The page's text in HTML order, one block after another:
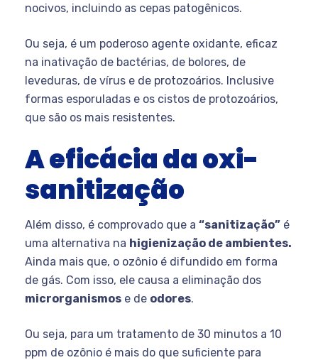
nocivos, incluindo as cepas patogênicos.
Ou seja, é um poderoso agente oxidante, eficaz
na inativação de bactérias, de bolores, de
leveduras, de vírus e de protozoários. Inclusive
formas esporuladas e os cistos de protozoários,
que são os mais resistentes.
A eficácia da oxi-
sanitização
Além disso, é comprovado que a “sanitização” é
uma alternativa na higienização de ambientes.
Ainda mais que, o ozônio é difundido em forma
de gás. Com isso, ele causa a eliminação dos
microrganismos e de odores.
Ou seja, para um tratamento de 30 minutos a 10
ppm de ozônio é mais do que suficiente para